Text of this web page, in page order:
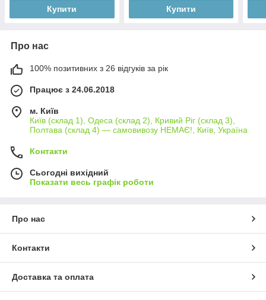
Купити Купити
Про нас
100% позитивних з 26 відгуків за рік
Працює з 24.06.2018
м. Київ
Київ (склад 1), Одеса (склад 2), Кривий Ріг (склад 3),
Полтава (склад 4) — самовивозу НЕМАЄ!, Київ, Україна
Контакти
Сьогодні вихідний
Показати весь графік роботи
Про нас
Контакти
Доставка та оплата